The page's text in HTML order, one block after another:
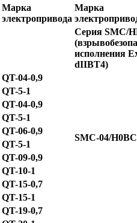
Марка
электропривода
Марка
Серия SMC/
исполнения
dIIBT4)
QT-04-0,9
SMC-04/
QT-5-1
QT-04-0,9
QT-5-1
QT-06-0,9
QT-5-1
QT-09-0,9
QT-10-1
QT-15-0,7
QT-15-1
QT-19-0,7